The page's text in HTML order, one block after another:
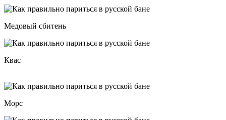
Медовый сбитень
Квас
Морс